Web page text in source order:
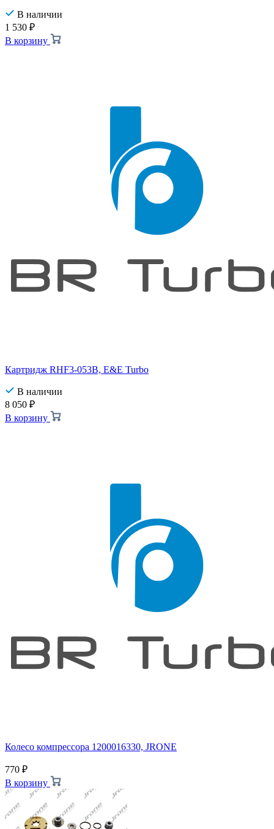
В наличии
1 530 ₽
В корзину
Картридж RHF3-053B, E&E Turbo
В наличии
8 050 ₽
В корзину
Колесо компрессора 1200016330, JRONE
770 ₽
В корзину